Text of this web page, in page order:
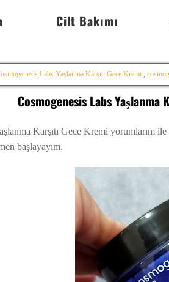
Cilt Bakımı
Labs Yaşlanma Karşıtı Gece Kremi ,
Cosmogenesis Labs Yaşlanma
Karşıtı Gece Kremi yorumlarım
başlayayım.